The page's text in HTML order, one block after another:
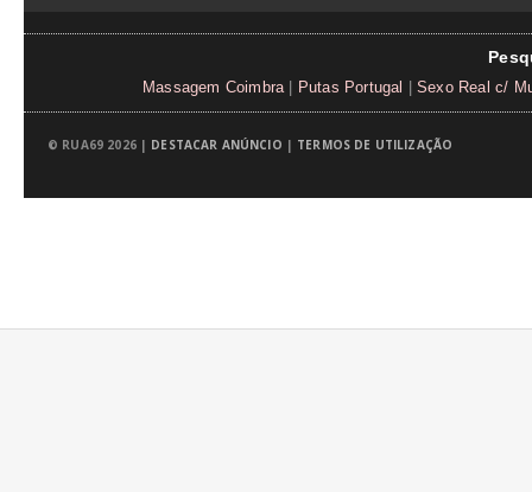
Massagem Coimbra Putas Portugal Sexo Real c/
© RUA69 2026 | DESTACAR ANÚNCIO | TERMOS DE UTILIZAÇÃO